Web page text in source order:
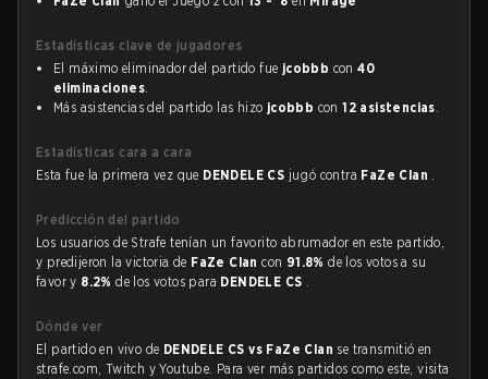
Estadísticas clave de jugadores
El máximo eliminador del partido fue jcobbb con40
eliminaciones.
Más asistencias del partido las hizo jcobbb con12 asistencias.
Estadísticas cara a cara
Esta fue la primera vez que DENDELE CS jugó contra FaZe Clan .
Predicción del partido
Los usuarios de Strafe tenían un favorito abrumador en este partido,
y predijeron la victoria de FaZe Clancon 91.8%de los votos a su
favor y 8.2%de los votos para DENDELE CS .
Dónde ver
El partido en vivo de DENDELE CS vs FaZe Clan se transmitió en
strafe.com, Twitch y Youtube. Para ver más partidos como este, visita